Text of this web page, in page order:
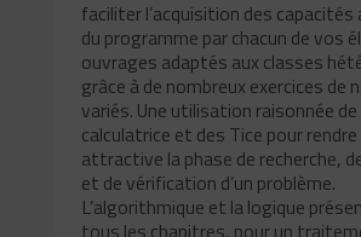
faciliter l’acquisition des
du programme par chacun de vos
ouvrages adaptés aux classes
grâce à de nombreux exercices de
variés. Une utilisation raisonnée de
calculatrice et des Tice pour
attractive la phase de recherche,
et de vérification d’un problème.
L’algorithmique et la logique
tous les chapitres, pour un